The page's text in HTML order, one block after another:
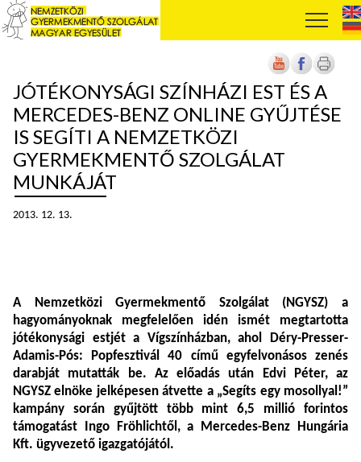
JÓTÉKONYSÁGI SZÍNHÁZI EST ÉS A
MERCEDES-BENZ ONLINE GYŰJTÉSE
IS SEGÍTI A NEMZETKÖZI
GYERMEKMENTŐ SZOLGÁLAT
MUNKÁJÁT
2013. 12. 13.
A Nemzetközi Gyermekmentő Szolgálat (NGYSZ) a
hagyományoknak megfelelően idén ismét megtartotta
jótékonysági estjét a Vígszínházban, ahol Déry-Presser-
Adamis-Pós: Popfesztivál 40 című egyfelvonásos zenés
darabját mutatták be. Az előadás után Edvi Péter, az
NGYSZ elnöke jelképesen átvette a „Segíts egy mosollyal!”
kampány során gyűjtött több mint 6,5 millió forintos
támogatást Ingo Fröhlichtől, a Mercedes-Benz Hungária
Kft. ügyvezető igazgatójától.